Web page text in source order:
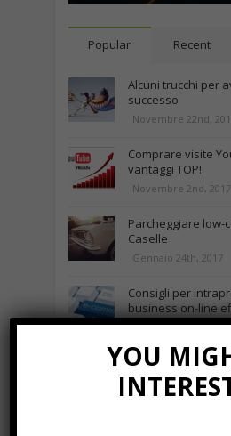
Popular Recent
Alcuni trucchi per
successo
Novembre 22nd,
Comprare visite
vantaggi TOP!
Novembre 2nd, 2017
Parcheggiare low-
Caselle
Gennaio 24th, 2017
Consigli per
business on-line
costi contenuti
YOU